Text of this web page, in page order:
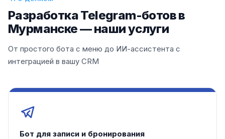
Разработка Telegram-ботов в
Мурманске — наши услуги
От простого бота с меню до ИИ-ассистента с
интеграцией в вашу CRM
Бот для записи и бронирования